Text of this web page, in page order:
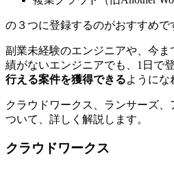
の３つに登録するのがおすすめで
副業未経験のエンジニアや、今
績がないエンジニアでも、1日で
行える案件を獲得できるようにな
クラウドワークス、ランサーズ
ついて、詳しく解説します。
クラウドワークス